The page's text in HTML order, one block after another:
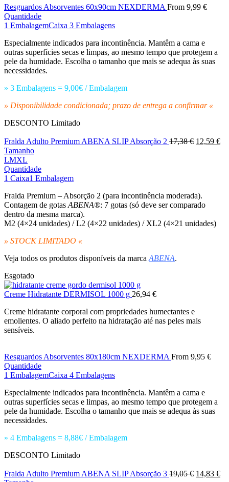
Resguardos Absorventes 60x90cm NEXDERMA From 9,99 €
Quantidade
1 EmbalagemCaixa 3 Embalagens
Especialmente indicados para incontinência. Mantêm a cama e
outras superfícies secas e limpas, ao mesmo tempo que protegem a
pele da humidade. Escolha o tamanho que mais se adequa às suas
necessidades.
» 3 Embalagens = 9,00€ / Embalagem
» Disponibilidade condicionada; prazo de entrega a confirmar «
DESCONTO Limitado
Fralda Adulto Premium ABENA SLIP Absorção 2 17,38€ O
12,59 €O
Tamanho
LMXL
Quantidade
1 Caixa1 Embalagem
Fralda Premium – Absorção 2 (para incontinência moderada).
Contagem de gotas ABENA®: 7 gotas (só deve ser comparado
dentro da mesma marca).
M2 (4×24 unidades) / L2 (4×22 unidades) / XL2 (4×21 unidades)
» STOCK LIMITADO «
Veja todos os produtos disponíveis da marca ABENA.
Esgotado
Creme Hidratante DERMISOL 1000 g 26,94 €
Creme hidratante corporal com propriedades humectantes e
emolientes. O aliado perfeito na hidratação até nas peles mais
sensíveis.
Resguardos Absorventes 80x180cm NEXDERMA From 9,95 €
Quantidade
1 EmbalagemCaixa 4 Embalagens
Especialmente indicados para incontinência. Mantêm a cama e
outras superfícies secas e limpas, ao mesmo tempo que protegem a
pele da humidade. Escolha o tamanho que mais se adequa às suas
necessidades.
» 4 Embalagens = 8,88€ / Embalagem
DESCONTO Limitado
Fralda Adulto Premium ABENA SLIP Absorção 3 19,05€ O
14,83 €O